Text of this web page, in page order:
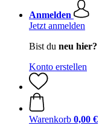
Anmelden
Jetzt anmelden
Bist du neu hier?
Konto erstellen
Warenkorb 0,00 €